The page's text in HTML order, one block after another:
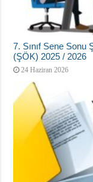
7. Sınıf Sene Sonu
(ŞÖK) 2025 / 2026
24 Haziran 2026